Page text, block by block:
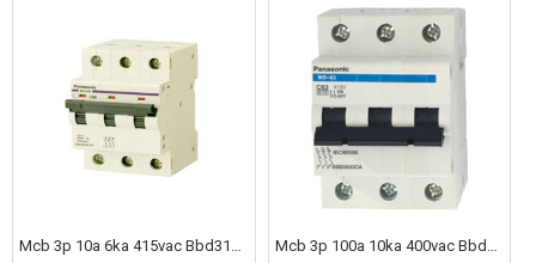
Mcb 3p 10a 6ka 415vac Bbd3103cnv Mcb 3p 100a 10ka 400vac Bbd310031c